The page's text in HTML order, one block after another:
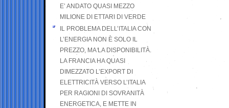
E’ ANDATO QUASI MEZZO
MILIONE DI ETTARI DI VERDE
IL PROBLEMA DELL’ITALIA CON
L’ENERGIA NON È SOLO IL
PREZZO, MA LA DISPONIBILITÀ.
LA FRANCIA HA QUASI
DIMEZZATO L’EXPORT DI
ELETTRICITÀ VERSO L’ITALIA
PER RAGIONI DI SOVRANITÀ
ENERGETICA, E METTE IN